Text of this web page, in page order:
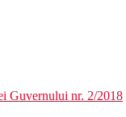
cost)
Guvernului nr. 2/2018